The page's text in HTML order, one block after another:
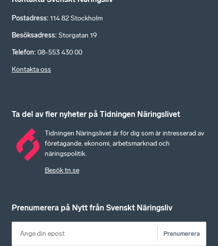
Postadress: 114 82 Stockholm
Besöksadress: Storgatan 19
Telefon: 08-553 430 00
Kontakta oss
Ta del av fler nyheter på Tidningen Näringslivet
Tidningen Näringslivet är för dig som är intresserad av
företagande, ekonomi, arbetsmarknad och
näringspolitik.
Besök tn.se
Prenumerera på Nytt från Svenskt Näringsliv
Prenumerera